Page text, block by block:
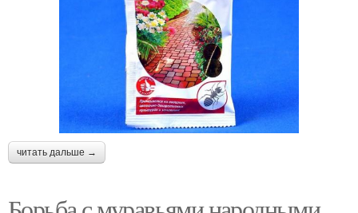
читать дальше →